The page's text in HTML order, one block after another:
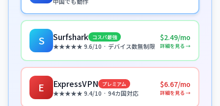
S Surfshark コスパ最強
★★★★★ 9.6/10 · デバイス数無制限
$2.49/mo
詳細を見る →
E ExpressVPN プレミアム
★★★★★ 9.4/10 · 94カ国対応
$6.67/mo
詳細を見る →